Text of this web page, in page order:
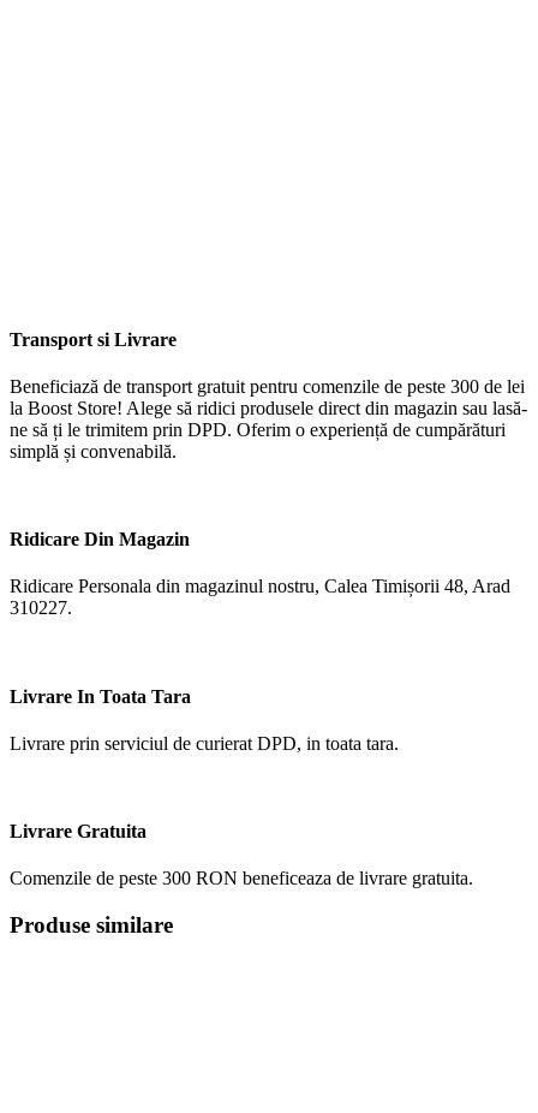
Transport si Livrare
Beneficiază de transport gratuit pentru comenzile de peste 300 de lei
la Boost Store! Alege să ridici produsele direct din magazin sau lasă-
ne să ți le trimitem prin DPD. Oferim o experiență de cumpărături
simplă și convenabilă.
Ridicare Din Magazin
Ridicare Personala din magazinul nostru, Calea Timișorii 48, Arad
310227.
Livrare In Toata Tara
Livrare prin serviciul de curierat DPD, in toata tara.
Livrare Gratuita
Comenzile de peste 300 RON beneficeaza de livrare gratuita.
Produse similare